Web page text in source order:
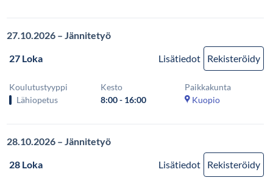
27.10.2026 – Jännitetyö
27 Loka
Lisätiedot Rekisteröidy
Koulutustyyppi
Lähiopetus
Kesto
8:00 - 16:00
Paikkakunta
Kuopio
28.10.2026 – Jännitetyö
28 Loka
Lisätiedot Rekisteröidy